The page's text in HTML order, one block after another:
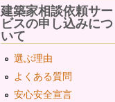
建築家相談依頼サー
ビスの申し込みにつ
いて
選ぶ理由
よくある質問
安心安全宣言